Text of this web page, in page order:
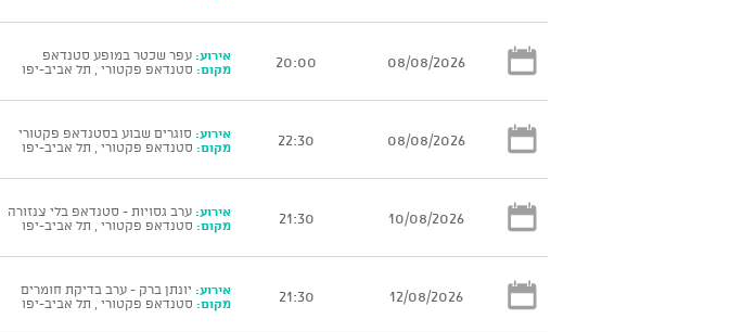
08/08/2026
20:00 אירוע: עפר שכטר במופע סטנדאפ
מקום: סטנדאפ פקטורי , תל אביב-יפו
08/08/2026
22:30 אירוע: סוגרים שבוע בסטנדאפ פקטורי
מקום: סטנדאפ פקטורי , תל אביב-יפו
10/08/2026
21:30 אירוע: ערב גסויות - סטנדאפ בלי צנזורה
מקום: סטנדאפ פקטורי , תל אביב-יפו
12/08/2026
21:30 אירוע: יונתן ברק - ערב בדיקת חומרים
מקום: סטנדאפ פקטורי , תל אביב-יפו